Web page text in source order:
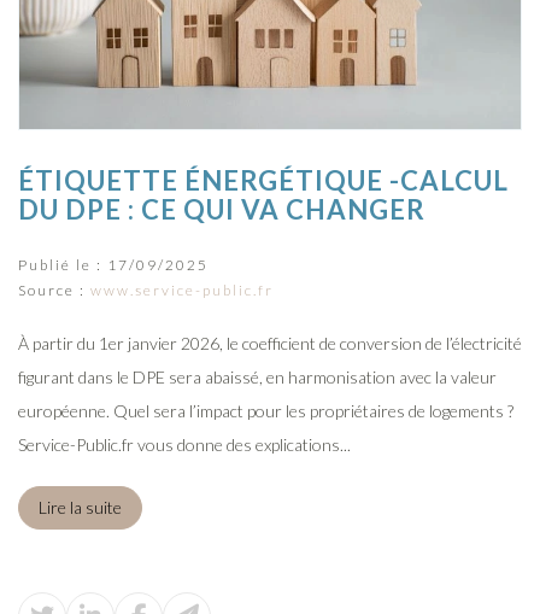
ÉTIQUETTE ÉNERGÉTIQUE -CALCUL
DU DPE : CE QUI VA CHANGER
Publié le : 17/09/2025
Source : www.service-public.fr
À partir du 1er janvier 2026, le coefficient de conversion de l’électricité
figurant dans le DPE sera abaissé, en harmonisation avec la valeur
européenne. Quel sera l’impact pour les propriétaires de logements ?
Service-Public.fr vous donne des explications...
Lire la suite